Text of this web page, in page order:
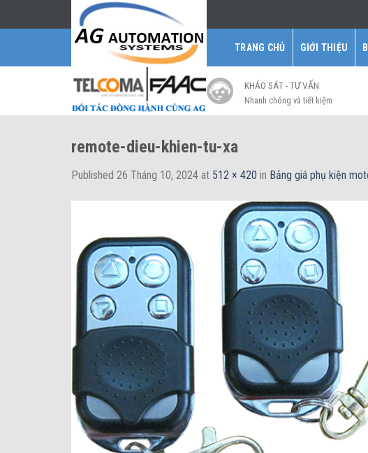
to
TRANG CHỦ GIỚI THIỆU
KHẢO SÁT - TƯ VẤN
Nhanh chóng và tiết kiệm
remote-dieu-khien-tu-xa
Published 26 Tháng 10, 2024 at 512 × 420 in Bảng giá phụ kiện